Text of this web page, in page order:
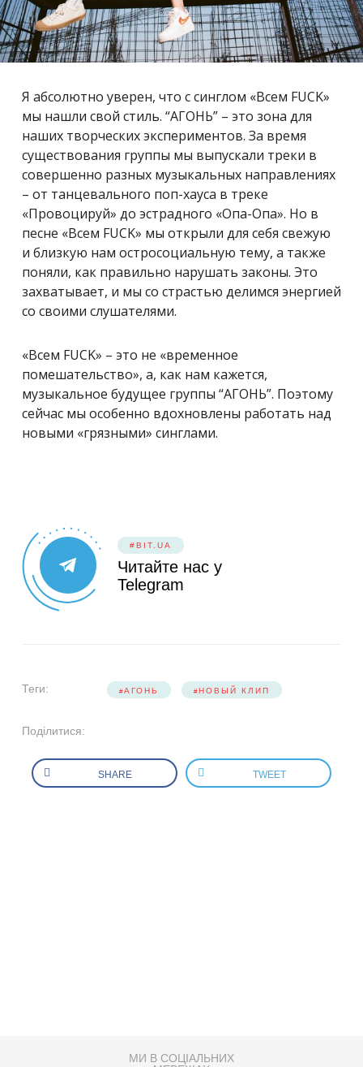
Я абсолютно уверен, что с синглом «Всем FUCK»
мы нашли свой стиль. “АГОНЬ” – это зона для
наших творческих экспериментов. За время
существования группы мы выпускали треки в
совершенно разных музыкальных направлениях
– от танцевального поп-хауса в треке
«Провоцируй» до эстрадного «Опа-Опа». Но в
песне «Всем FUCK» мы открыли для себя свежую
и близкую нам остросоциальную тему, а также
поняли, как правильно нарушать законы. Это
захватывает, и мы со страстью делимся энергией
со своими слушателями.
«Всем FUCK» – это не «временное
помешательство», а, как нам кажется,
музыкальное будущее группы “АГОНЬ”. Поэтому
сейчас мы особенно вдохновлены работать над
новыми «грязными» синглами.
#BIT.UA
Читайте нас у
Telegram
Теги: АГОНЬ НОВЫЙ КЛИП
Поділитися:
SHARE TWEET
МИ В СОЦІАЛЬНИХ